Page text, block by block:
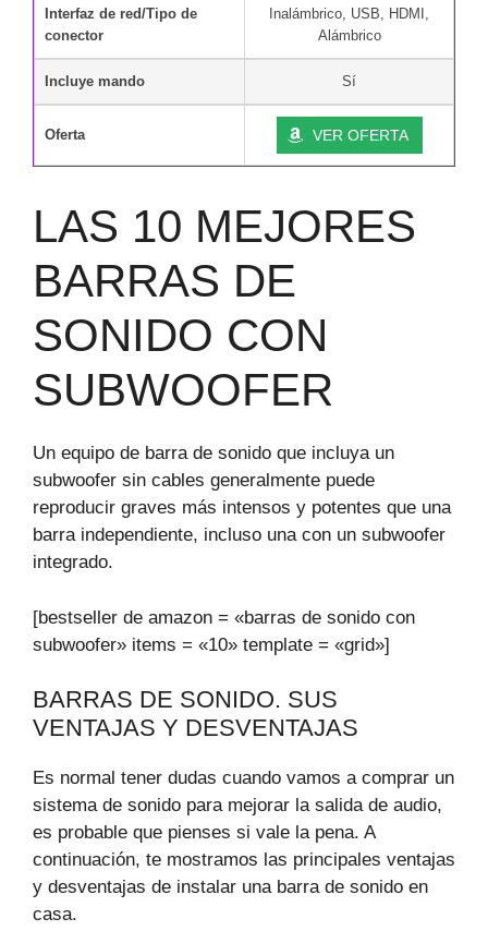
Interfaz de red/Tipo de
conector
Inalámbrico, USB, HDMI,
Alámbrico
Incluye mando Sí
Oferta VER OFERTA
LAS 10 MEJORES
BARRAS DE
SONIDO CON
SUBWOOFER
Un equipo de barra de sonido que incluya un
subwoofer sin cables generalmente puede
reproducir graves más intensos y potentes que una
barra independiente, incluso una con un subwoofer
integrado.
[bestseller de amazon = «barras de sonido con
subwoofer» items = «10» template = «grid»]
BARRAS DE SONIDO. SUS
VENTAJAS Y DESVENTAJAS
Es normal tener dudas cuando vamos a comprar un
sistema de sonido para mejorar la salida de audio,
es probable que pienses si vale la pena. A
continuación, te mostramos las principales ventajas
y desventajas de instalar una barra de sonido en
casa.